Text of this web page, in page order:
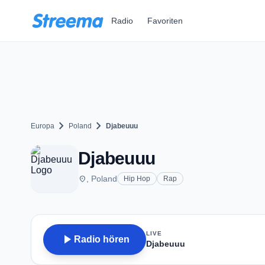
Radio Favoriten
Europa chevron_right Poland chevron_right Djabeuuu
Djabeuuu
place , Poland Hip Hop Rap
play_arrow Radio hören
LIVE
Djabeuuu